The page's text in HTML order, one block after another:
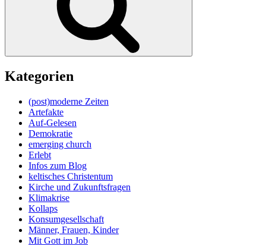
Kategorien
(post)moderne Zeiten
Artefakte
Auf-Gelesen
Demokratie
emerging church
Erlebt
Infos zum Blog
keltisches Christentum
Kirche und Zukunftsfragen
Klimakrise
Kollaps
Konsumgesellschaft
Männer, Frauen, Kinder
Mit Gott im Job